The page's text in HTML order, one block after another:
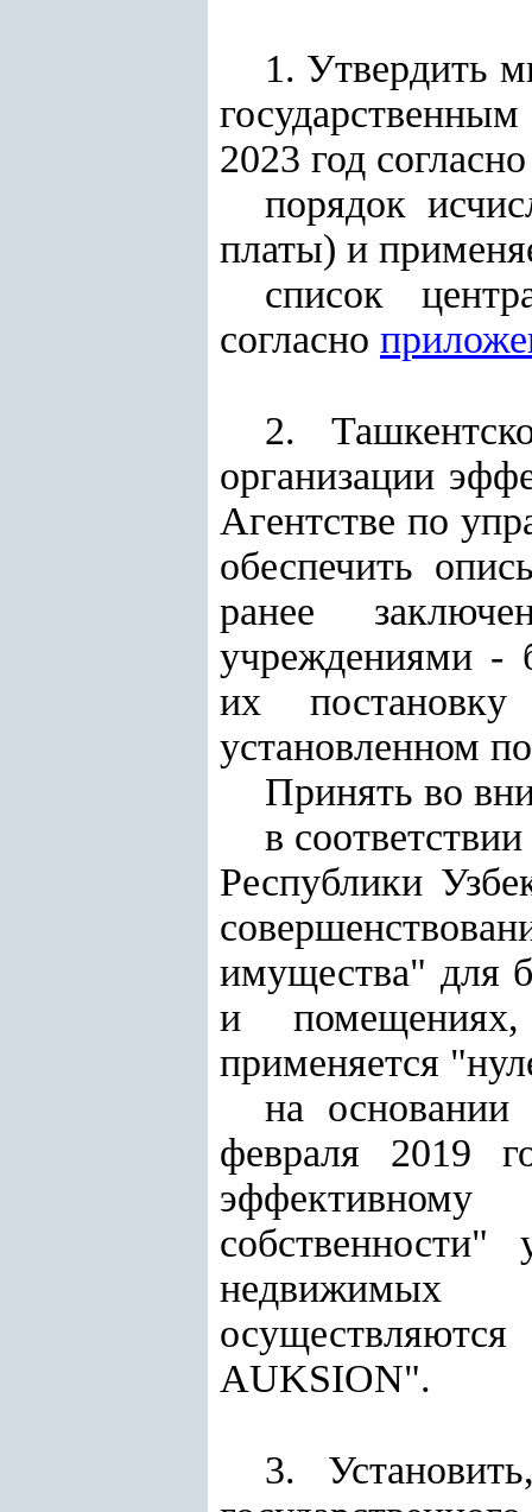
1. Утвердить
2023 год
порядок
платы) и
список
согласно
2.
организации
Агентстве по
обеспечить
ранее
учреждениями -
их
установленном
Принять во
в
Республики
имущества" для
и помещениях,
применяется
на основании
февраля 2019
эффективному
недвижимых
AUKSION".
3.